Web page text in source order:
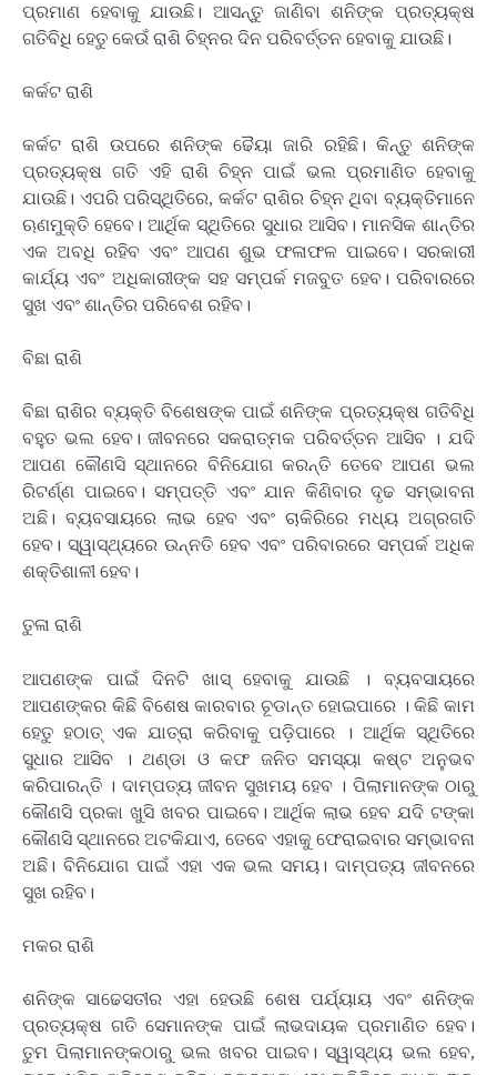
ପ୍ରମାଣ ହେବାକୁ ଯାଉଛି। ଆସନ୍ତୁ ଜାଣିବା ଶନିଙ୍କ ପ୍ରତ୍ୟକ୍ଷ
ଗତିବିଧି ହେତୁ କେଉଁ ରାଶି ଚିହ୍ନର ଦିନ ପରିବର୍ତ୍ତନ ହେବାକୁ ଯାଉଛି।
କର୍କଟ ରାଶି
କର୍କଟ ରାଶି ଉପରେ ଶନିଙ୍କ ଢୈୟା ଜାରି ରହିଛି। କିନ୍ତୁ ଶନିଙ୍କ
ପ୍ରତ୍ୟକ୍ଷ ଗତି ଏହି ରାଶି ଚିହ୍ନ ପାଇଁ ଭଲ ପ୍ରମାଣିତ ହେବାକୁ
ଯାଉଛି। ଏପରି ପରିସ୍ଥିତିରେ, କର୍କଟ ରାଶିର ଚିହ୍ନ ଥିବା ବ୍ୟକ୍ତିମାନେ
ଋଣମୁକ୍ତି ହେବେ। ଆର୍ଥିକ ସ୍ଥିତିରେ ସୁଧାର ଆସିବ। ମାନସିକ ଶାନ୍ତିର
ଏକ ଅବଧି ରହିବ ଏବଂ ଆପଣ ଶୁଭ ଫଳାଫଳ ପାଇବେ। ସରକାରୀ
କାର୍ଯ୍ୟ ଏବଂ ଅଧିକାରୀଙ୍କ ସହ ସମ୍ପର୍କ ମଜବୁତ ହେବ। ପରିବାରରେ
ସୁଖ ଏବଂ ଶାନ୍ତିର ପରିବେଶ ରହିବ।
ବିଛା ରାଶି
ବିଛା ରାଶିର ବ୍ୟକ୍ତି ବିଶେଷଙ୍କ ପାଇଁ ଶନିଙ୍କ ପ୍ରତ୍ୟକ୍ଷ ଗତିବିଧି
ବହୁତ ଭଲ ହେବ। ଜୀବନରେ ସକରାତ୍ମକ ପରିବର୍ତ୍ତନ ଆସିବ । ଯଦି
ଆପଣ କୌଣସି ସ୍ଥାନରେ ବିନିଯୋଗ କରନ୍ତି ତେବେ ଆପଣ ଭଲ
ରିଟର୍ଣ୍ଣ ପାଇବେ। ସମ୍ପତ୍ତି ଏବଂ ଯାନ କିଣିବାର ଦୃଢ ସମ୍ଭାବନା
ଅଛି। ବ୍ୟବସାୟରେ ଲାଭ ହେବ ଏବଂ ଚାକିରିରେ ମଧ୍ୟ ଅଗ୍ରଗତି
ହେବ। ସ୍ୱାସ୍ଥ୍ୟରେ ଉନ୍ନତି ହେବ ଏବଂ ପରିବାରରେ ସମ୍ପର୍କ ଅଧିକ
ଶକ୍ତିଶାଳୀ ହେବ।
ତୁଳା ରାଶି
ଆପଣଙ୍କ ପାଇଁ ଦିନଟି ଖାସ୍ ହେବାକୁ ଯାଉଛି । ବ୍ୟବସାୟରେ
ଆପଣଙ୍କର କିଛି ବିଶେଷ କାରବାର ଚୂଡାନ୍ତ ହୋଇପାରେ । କିଛି କାମ
ହେତୁ ହଠାତ୍ ଏକ ଯାତ୍ରା କରିବାକୁ ପଡ଼ିପାରେ । ଆର୍ଥିକ ସ୍ଥିତିରେ
ସୁଧାର ଆସିବ । ଥଣ୍ଡା ଓ କଫ ଜନିତ ସମସ୍ୟା କଷ୍ଟ ଅନୁଭବ
କରିପାରନ୍ତି । ଦାମ୍ପତ୍ୟ ଜୀବନ ସୁଖମୟ ହେବ । ପିଲାମାନଙ୍କ ଠାରୁ
କୌଣସି ପ୍ରକା ଖୁସି ଖବର ପାଇବେ। ଆର୍ଥିକ ଲାଭ ହେବ ଯଦି ଟଙ୍କା
କୌଣସି ସ୍ଥାନରେ ଅଟକିଯାଏ, ତେବେ ଏହାକୁ ଫେରାଇବାର ସମ୍ଭାବନା
ଅଛି। ବିନିଯୋଗ ପାଇଁ ଏହା ଏକ ଭଲ ସମୟ। ଦାମ୍ପତ୍ୟ ଜୀବନରେ
ସୁଖ ରହିବ।
ମକର ରାଶି
ଶନିଙ୍କ ସାଢେସତୀର ଏହା ହେଉଛି ଶେଷ ପର୍ଯ୍ୟାୟ ଏବଂ ଶନିଙ୍କ
ପ୍ରତ୍ୟକ୍ଷ ଗତି ସେମାନଙ୍କ ପାଇଁ ଲାଭଦାୟକ ପ୍ରମାଣିତ ହେବ।
ତୁମ ପିଲାମାନଙ୍କଠାରୁ ଭଲ ଖବର ପାଇବ। ସ୍ୱାସ୍ଥ୍ୟ ଭଲ ହେବ,